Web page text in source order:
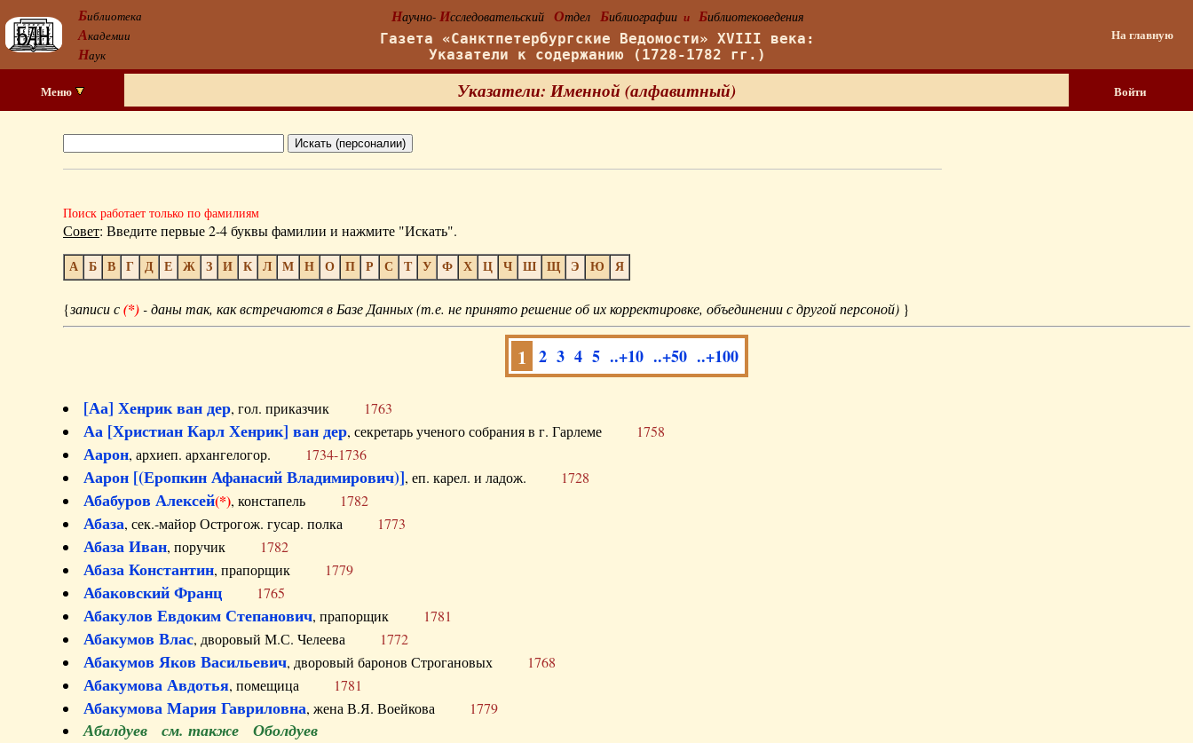
Библиотека
Академии
Наук
Научно- Исследовательский Отдел Библиографии и Библиотековедения
Газета «Санктпетербургские Ведомости» XVIII века:
Указатели к содержанию (1728-1782 гг.)
На главную
Меню Указатели: Именной (алфавитный) Войти
Поиск работает только по фамилиям
Совет: Введите первые 2-4 буквы фамилии и нажмите "Искать".
А Б В Г Д Е Ж З И К Л М Н О П Р С Т У Ф Х Ц Ч Ш Щ Э Ю Я
{записи с(*)- даны так, как встречаются в Базе Данных (т.е. не принято решение об их корректировке, объединении с другой персоной) }
1 2 3 4 5 ..+10 ..+50 ..+100
[Аа] Хенрик ван дер, гол. приказчик 1763
Аа [Христиан Карл Хенрик] ван дер, секретарь ученого собрания в г. Гарлеме 1758
Аарон, архиеп. архангелогор. 1734-1736
Аарон [(Еропкин Афанасий Владимирович)], еп. карел. и ладож. 1728
Абабуров Алексей(*), констапель 1782
Абаза, сек.-майор Острогож. гусар. полка 1773
Абаза Иван, поручик 1782
Абаза Константин, прапорщик 1779
Абаковский Франц 1765
Абакулов Евдоким Степанович, прапорщик 1781
Абакумов Влас, дворовый М.С. Челеева 1772
Абакумов Яков Васильевич, дворовый баронов Строгановых 1768
Абакумова Авдотья, помещица 1781
Абакумова Мария Гавриловна, жена В.Я. Воейкова 1779
Абалдуев см. также Оболдуев